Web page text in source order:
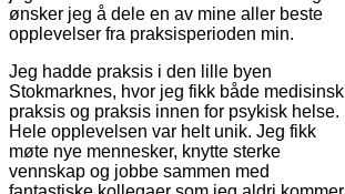
ønsker jeg å dele en av mine aller beste
opplevelser fra praksisperioden min.
Jeg hadde praksis i den lille byen
Stokmarknes, hvor jeg fikk både medisinsk
praksis og praksis innen for psykisk helse.
Hele opplevelsen var helt unik. Jeg fikk
møte nye mennesker, knytte sterke
vennskap og jobbe sammen med